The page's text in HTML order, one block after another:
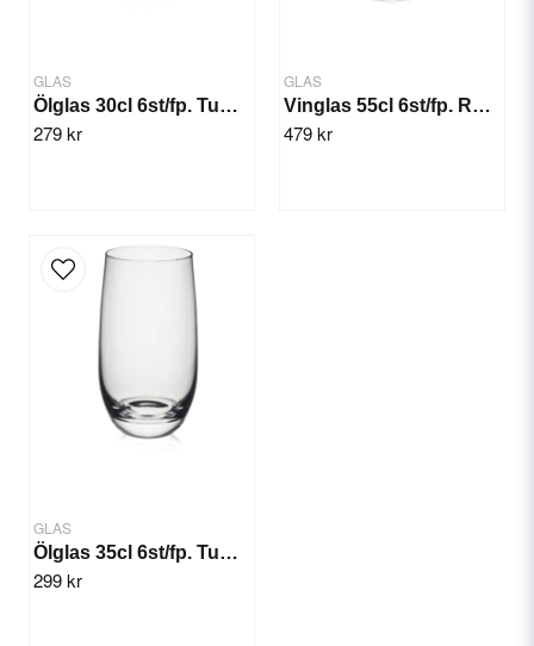
GLAS
Ölglas 30cl 6st/fp. Tumbler Rona
279 kr
GLAS
Vinglas 55cl 6st/fp. Rona Mode
479 kr
GLAS
Ölglas 35cl 6st/fp. Tumbler Rona
299 kr